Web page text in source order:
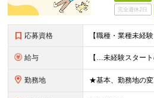
完全週休2日
応募資格
給与
勤務地